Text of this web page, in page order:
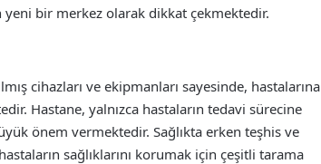
yeni bir merkez olarak dikkat çekmektedir.
cihazları ve ekipmanları sayesinde, hastalarına
Hastane, yalnızca hastaların tedavi sürecine
önem vermektedir. Sağlıkta erken teşhis ve
sağlıklarını korumak için çeşitli tarama